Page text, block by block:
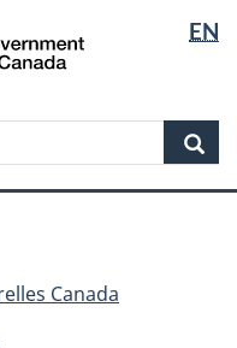
langue
EN
Canada
Canada